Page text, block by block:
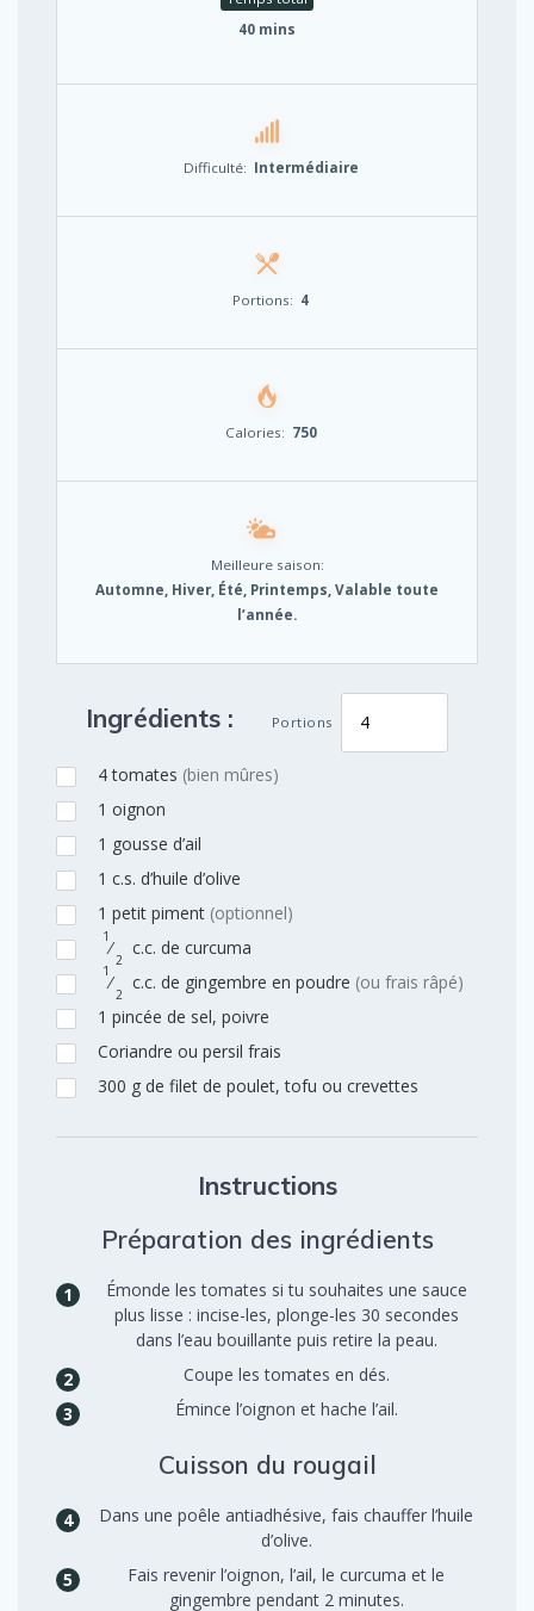
40 mins
Difficulté: Intermédiaire
Portions: 4
Calories: 750
Meilleure saison:
Automne, Hiver, Été, Printemps, Valable toute
l’année.
Ingrédients : Portions
4 tomates (bien mûres)
1 oignon
1 gousse d’ail
1 c.s. d’huile d’olive
1 petit piment (optionnel)
1⁄
2
c.c. de curcuma
1⁄
2
c.c. de gingembre en poudre (ou frais râpé)
1 pincée de sel, poivre
Coriandre ou persil frais
300 g de filet de poulet, tofu ou crevettes
Instructions
Préparation des ingrédients
Émonde les tomates si tu souhaites une sauce
plus lisse : incise-les, plonge-les 30 secondes
dans l’eau bouillante puis retire la peau.
Coupe les tomates en dés.
Émince l’oignon et hache l’ail.
Cuisson du rougail
Dans une poêle antiadhésive, fais chauffer l’huile
d’olive.
Fais revenir l’oignon, l’ail, le curcuma et le
gingembre pendant 2 minutes.